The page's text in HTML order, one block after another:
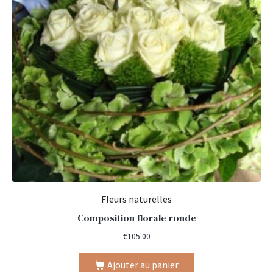
Fleurs naturelles
Composition florale ronde
€105.00
Ajouter au panier